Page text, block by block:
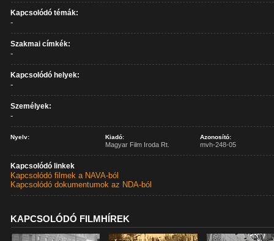
Kapcsolódó témák:
-
Szakmai címkék:
-
Kapcsolódó helyek:
-
Személyek:
-
Nyelv: Kiadó:
Magyar Film Iroda Rt.
Azonosító:
mvh-248-05
Kapcsolódó linkek
Kapcsolódó filmek a NAVA-ból
Kapcsolódó dokumentumok az NDA-ból
KAPCSOLÓDÓ FILMHÍREK